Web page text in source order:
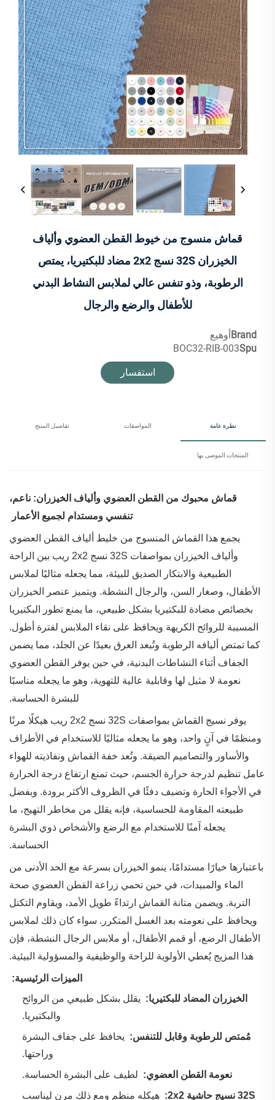
قماش منسوج من خيوط القطن العضوي وألياف
الخيزران 32S نسج 2x2 مضاد للبكتيريا، يمتص
الرطوبة، وذو تنفس عالي لملابس النشاط البدني
للأطفال والرضع والرجال
Brand أوهيع
Spu
BOC32-RIB-003
استفسار
نظرة عامة المواصفات تفاصيل المنتج
المنتجات الموصى بها
قماش محبوك من القطن العضوي وألياف الخيزران: ناعم،
تنفسي ومستدام لجميع الأعمار
يجمع هذا القماش المنسوج من خليط ألياف القطن العضوي
وألياف الخيزران بمواصفات 32S نسج 2x2 ريب بين الراحة
الطبيعية والابتكار الصديق للبيئة، مما يجعله مثاليًا لملابس
الأطفال، وصغار السن، والرجال النشطة. ويتميز عنصر الخيزران
بخصائص مضادة للبكتيريا بشكل طبيعي، ما يمنع تطور البكتيريا
المسببة للروائح الكريهة ويحافظ على نقاء الملابس لفترة أطول.
كما تمتص أليافه الرطوبة وتُبعد العرق بعيدًا عن الجلد، مما يضمن
الجفاف أثناء النشاطات البدنية، في حين يوفر القطن العضوي
نعومة لا مثيل لها وقابلية عالية للتهوية، وهو ما يجعله مناسبًا
للبشرة الحساسة.
يوفر نسيج القماش بمواصفات 32S نسج 2x2 ريب هيكلًا مرنًا
ومنظمًا في آنٍ واحد، وهو ما يجعله مثاليًا للاستخدام في الأطراف
والأساور والتصاميم الضيقة. وتُعد خفة القماش ونفاذيته للهواء
عامل تنظيم لدرجة حرارة الجسم، حيث تمنع ارتفاع درجة الحرارة
في الأجواء الحارة وتضيف دفئًا في الظروف الأكثر برودة. وبفضل
طبيعته المقاومة للحساسية، فإنه يقلل من مخاطر التهيج، ما
يجعله آمنًا للاستخدام مع الرضع والأشخاص ذوي البشرة
الحساسة.
باعتبارها خيارًا مستدامًا، ينمو الخيزران بسرعة مع الحد الأدنى من
الماء والمبيدات، في حين تحمي زراعة القطن العضوي صحة
التربة. ويضمن متانة القماش ارتداءً طويل الأمد، ويقاوم التكتل
ويحافظ على نعومته بعد الغسل المتكرر. سواء كان ذلك لملابس
الأطفال الرضع، أو قمم الأطفال، أو ملابس الرجال النشطة، فإن
هذا المزيج يُعطي الأولوية للراحة والوظيفية والمسؤولية البيئية.
الميزات الرئيسية:
الخيزران المضاد للبكتيريا: ‌ يقلل بشكل طبيعي من الروائح
والبكتيريا.
مُمتص للرطوبة وقابل للتنفس: ‌ يحافظ على جفاف البشرة
وراحتها.
نعومة القطن العضوي: ‌ لطيف على البشرة الحساسة.
32S نسيج حاشية 2x2: ‌ هيكله منظم ومع ذلك مرن ليناسب